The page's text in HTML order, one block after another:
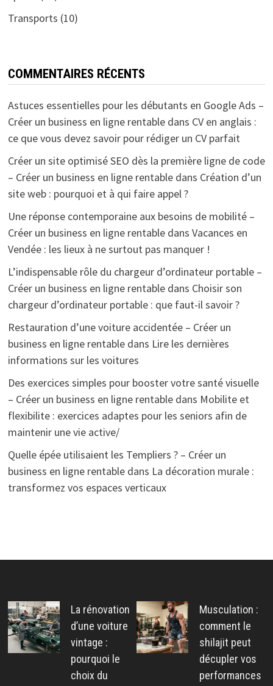
Transports (10)
COMMENTAIRES RÉCENTS
Astuces essentielles pour les débutants en Google Ads –
Créer un business en ligne rentabledans CV en anglais :
ce que vous devez savoir pour rédiger un CV parfait
Créer un site optimisé SEO dès la première ligne de code
– Créer un business en ligne rentabledans Création d’un
site web : pourquoi et à qui faire appel ?
Une réponse contemporaine aux besoins de mobilité –
Créer un business en ligne rentabledans Vacances en
Vendée : les lieux à ne surtout pas manquer !
L’indispensable rôle du chargeur d’ordinateur portable –
Créer un business en ligne rentabledans Choisir son
chargeur d’ordinateur portable : que faut-il savoir ?
Restauration d’une voiture accidentée – Créer un
business en ligne rentabledans Lire les dernières
informations sur les voitures
Des exercices simples pour booster votre santé visuelle
– Créer un business en ligne rentabledans Mobilite et
flexibilite : exercices adaptes pour les seniors afin de
maintenir une vie active/
Quelle épée utilisaient les Templiers ? – Créer un
business en ligne rentabledans La décoration murale :
transformez vos espaces verticaux
La rénovation
d’une voiture
vintage :
pourquoi le
choix du
Musculation :
comment le
shilajit peut
décupler vos
performances